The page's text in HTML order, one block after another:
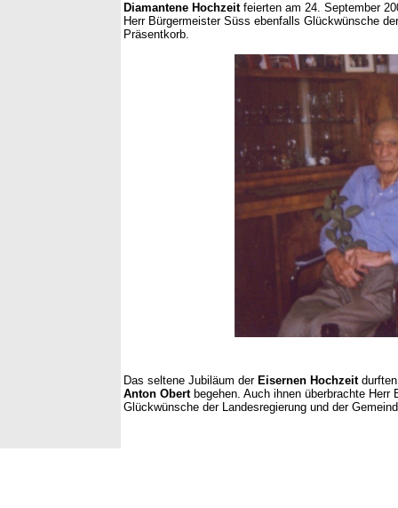
Diamantene Hochzeitfeierten am 24. September
Herr Bürgermeister Süss ebenfalls Glückwünsche
Präsentkorb.
Das seltene Jubiläum der Eisernen Hochzeitdurften
Anton Obertbegehen. Auch ihnen überbrachte Herr
Glückwünsche der Landesregierung und der